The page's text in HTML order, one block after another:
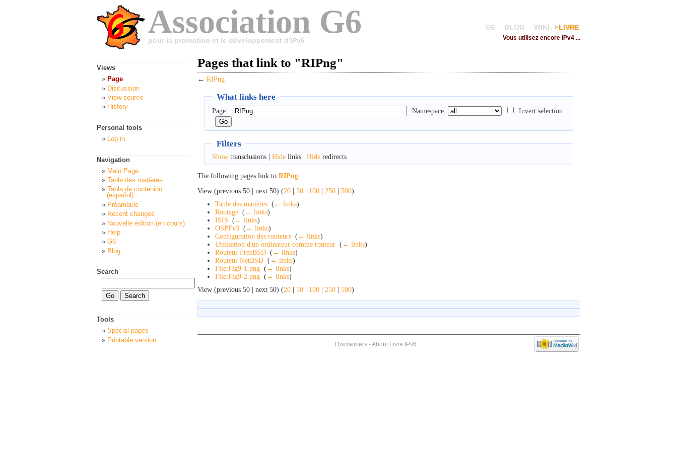
Association G6
pour la promotion et le développement d'IPv6
G6 BLOG WIKI LIVRE
Vous utilisez encore IPv4 ...
Pages that link to "RIPng"
← RIPng
What links here
Page: Namespace: Invert selection
Filters
Showtransclusions | Hidelinks | Hideredirects
The following pages link to RIPng:
View (previous 50 | next 50) (20 | 50 | 100 | 250 | 500)
Table des matières ( ← links)
Routage ( ← links)
ISIS ( ← links)
OSPFv3 ( ← links)
Configuration des routeurs ( ← links)
Utilisation d'un ordinateur comme routeur ( ← links)
Routeur FreeBSD ( ← links)
Routeur NetBSD ( ← links)
File:Fig9-1.png ( ← links)
File:Fig9-2.png ( ← links)
View (previous 50 | next 50) (20 | 50 | 100 | 250 | 500)
Views
Page
Discussion
View source
History
Personal tools
Log in
Navigation
Main Page
Table des matières
Tabla de contenido
(español)
Préambule
Recent changes
Nouvelle édition (en cours)
Help
G6
Blog
Search
Tools
Special pages
Printable version
Disclaimers-About Livre IPv6